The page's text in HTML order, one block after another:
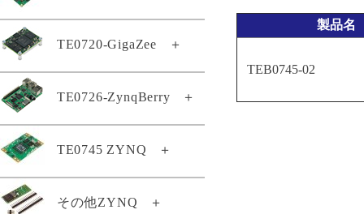
TE0803-04-4BI81-A
TE0803-04-4DE11-A
TE0803-04-4DE21-L
TE0803-04-4GE21-L
TE0803-04-5DE11-A
TE0803-04-5DI21-A
TE0807-03-7DE21-AS
TE0807-03-7DI21-A
TE0807-03-7DI24-A
TE0807-04-4BE81-AK
TE0808-05-6BE81-E
TE0808-05-6BE81-EK
TE0808-05-6BE81-F
TE0808-05-9BE21-F
TE0808-05-9BE21-LZ
TE0808-05-9BE81-A
TE0808-05-9BE81-E
TE0808-05-9BE81-EK
TE0820-04-2BE21ML
TE0820-05-2AE21MA
TE0820-05-2AE81MA
TE0820-05-2AI21MA
TE0820-05-2AI81MA
TE0820-05-2BE81MA
TE0820-05-2BE81ML
TE0820-05-2BI21MA
TE0802-02-1BEV2-A
TE0802-02-2AEV2-A
TE0812-02-EIVEFM2
TE0812-02-EM2
TE0813-01-4DE11-AZ
TE0813-02-2AE81-A
TE0813-02-2BE81-A
TE0720-GigaZee ＋
TE0720-04-62I33MA
GigaZee TRENZ-LSHM150
GigaZee TRENZ-LSHM130
GigaZee TRENZ付属品セット
TE0720-03-64I63MA
TE0726-ZynqBerry ＋
TE0726-03-11C64-A
TE0726-03-41C64-A
TE0726-03-41C74-R
TE0745 ZYNQ ＋
TE0745-02-71I31-A
その他ZYNQ ＋
製品名
TEB0745-02